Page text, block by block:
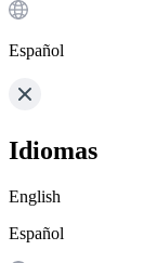
Español
Idiomas
English
Español